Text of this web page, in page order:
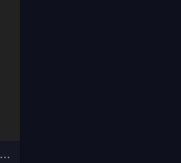
Yangi O'zbek kinolar 2010-2011-2012-2013-2014-2015-2016-2017-2018-2019-2020-2021-2022-2023-2024-2025 O'zbek tilida Uzbek tarjima Full HD